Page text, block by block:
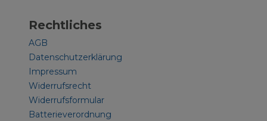
Rechtliches
AGB
Datenschutzerklärung
Impressum
Widerrufsrecht
Widerrufsformular
Batterieverordnung